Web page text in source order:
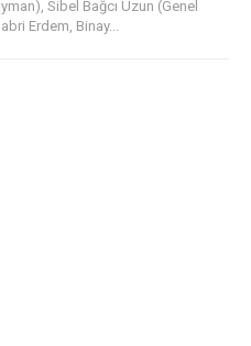
Sibel Bağcı Uzun (Genel
Sabri Erdem, Binay...